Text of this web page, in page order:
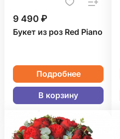
9 490 ₽
Букет из роз Red Piano
Подробнее
В корзину